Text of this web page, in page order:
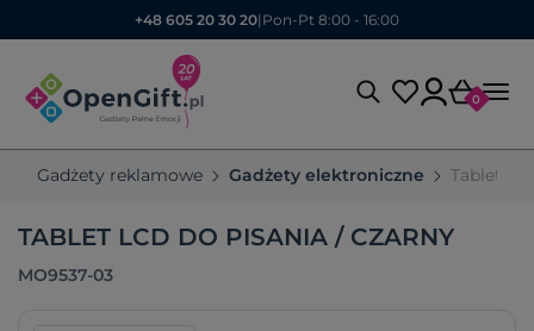
+48 605 20 30 20| Pon-Pt 8:00 - 16:00
0
Gadżety reklamowe Gadżety elektroniczne Tablet
TABLET LCD DO PISANIA / CZARNY
MO9537-03